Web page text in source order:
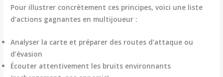
Pour illustrer concrètement ces principes, voici une liste
d’actions gagnantes en multijoueur :
Analyser la carte et préparer des routes d’attaque ou
d’évasion
Écouter attentivement les bruits environnants